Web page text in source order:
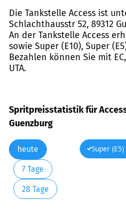
Die Tankstelle Access ist
Schlachthausstr 52, 89312
An der Tankstelle Access
sowie Super (E10), Super
Bezahlen können Sie mit
UTA.
Spritpreisstatistik für
Guenzburg
heute
7 Tage
28 Tage
Super (E5)